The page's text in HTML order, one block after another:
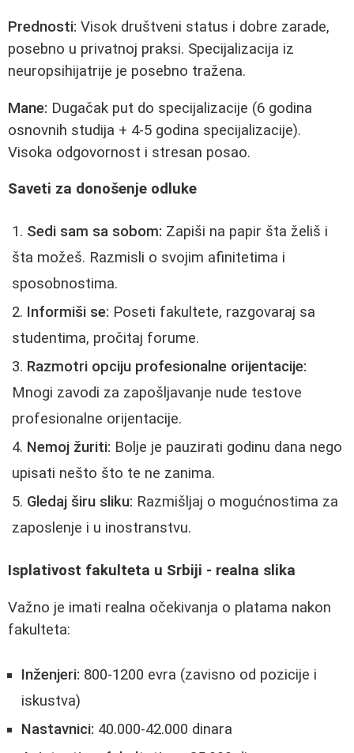
Prednosti: Visok društveni status i dobre zarade,
posebno u privatnoj praksi. Specijalizacija iz
neuropsihijatrije je posebno tražena.
Mane: Dugačak put do specijalizacije (6 godina
osnovnih studija + 4-5 godina specijalizacije).
Visoka odgovornost i stresan posao.
Saveti za donošenje odluke
Sedi sam sa sobom: Zapiši na papir šta želiš i
šta možeš. Razmisli o svojim afinitetima i
sposobnostima.
Informiši se: Poseti fakultete, razgovaraj sa
studentima, pročitaj forume.
Razmotri opciju profesionalne orijentacije:
Mnogi zavodi za zapošljavanje nude testove
profesionalne orijentacije.
Nemoj žuriti: Bolje je pauzirati godinu dana nego
upisati nešto što te ne zanima.
Gledaj širu sliku: Razmišljaj o mogućnostima za
zaposlenje i u inostranstvu.
Isplativost fakulteta u Srbiji - realna slika
Važno je imati realna očekivanja o platama nakon
fakulteta:
Inženjeri: 800-1200 evra (zavisno od pozicije i
iskustva)
Nastavnici: 40.000-42.000 dinara